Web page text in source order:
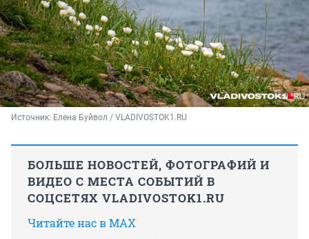
Источник: Елена Буйвол / VLADIVOSTOK1.RU
БОЛЬШЕ НОВОСТЕЙ, ФОТОГРАФИЙ И
ВИДЕО С МЕСТА СОБЫТИЙ В
СОЦСЕТЯХ VLADIVOSTOK1.RU
Читайте нас в MAX